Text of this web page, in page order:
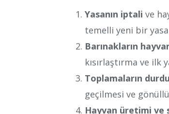
Yasanın iptali ve
temelli yeni bir
Barınakların
kısırlaştırma ve ilk
Toplamaların
geçilmesi ve
Hayvan üretimi ve